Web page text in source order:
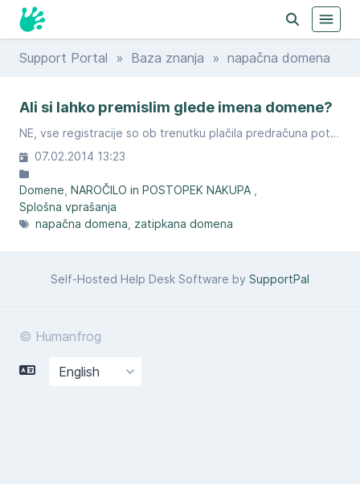
Support Portal » Baza znanja » napačna domena
Ali si lahko premislim glede imena domene?
NE, vse registracije so ob trenutku plačila predračuna potrjene in jih ni mogoče spreminjati.
07.02.2014 13:23
Domene NAROČILO in POSTOPEK NAKUPA
Splošna vprašanja
napačna domena zatipkana domena
Self-Hosted Help Desk Software by SupportPal
© Humanfrog